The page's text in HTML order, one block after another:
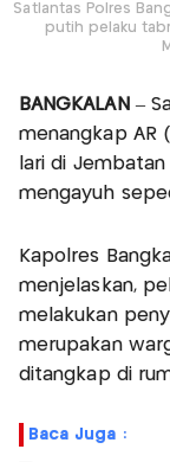
Satlantas Polres
putih pelaku
BANGKALAN –
menangkap AR
lari di
mengayuh
Kapolres
menjelaskan,
melakukan
merupakan
ditangkap di
Baca Juga :